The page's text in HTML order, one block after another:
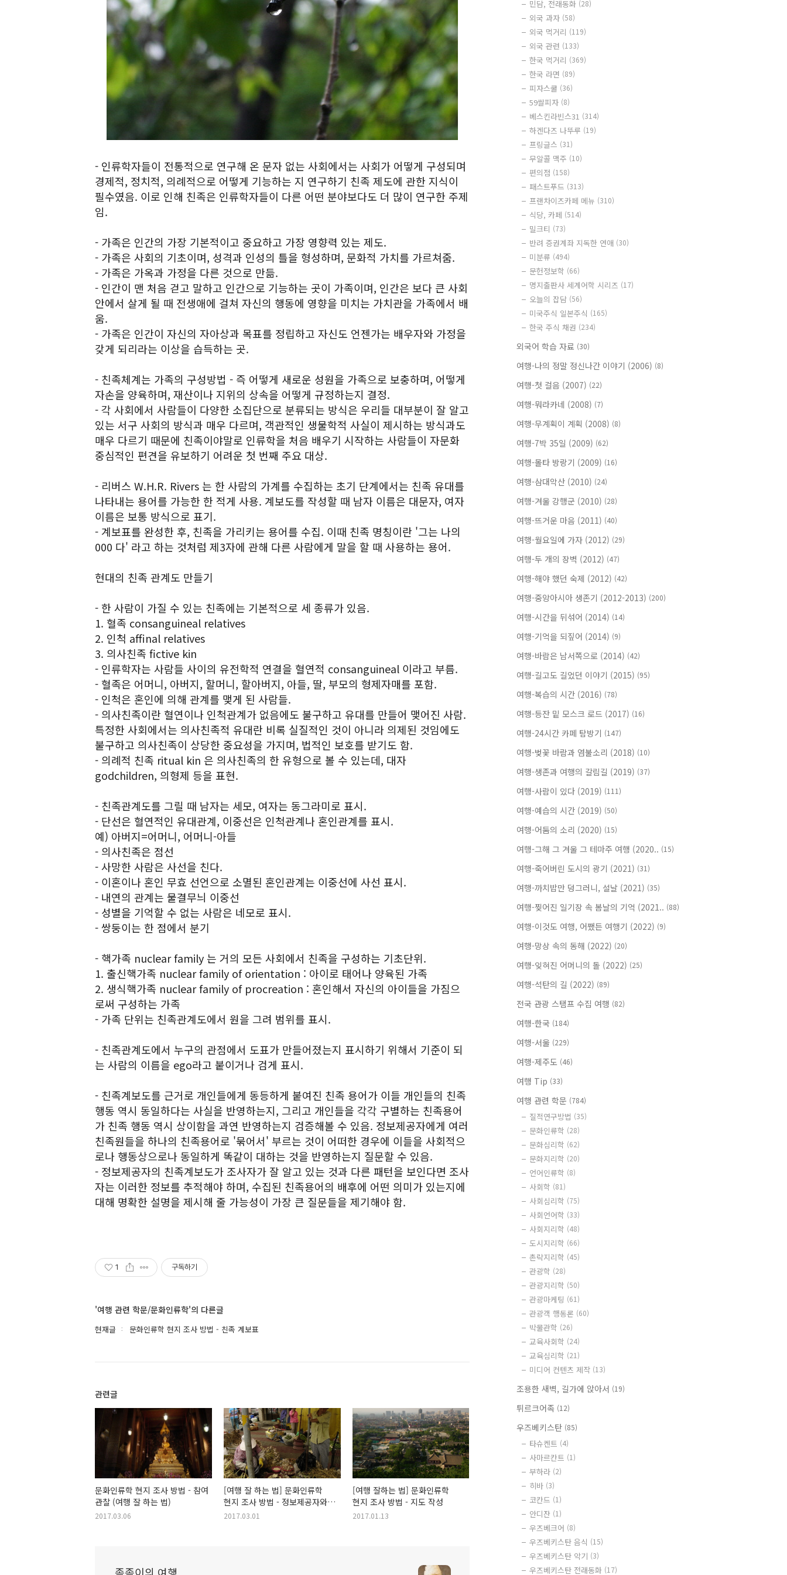
- 인류학자들이 전통적으로 연구해 온 문자 없는 사회에서는 사회가 어떻게 구성되며
경제적, 정치적, 의례적으로 어떻게 기능하는 지 연구하기 친족 제도에 관한 지식이
필수였음. 이로 인해 친족은 인류학자들이 다른 어떤 분야보다도 더 많이 연구한 주제
임.
- 가족은 인간의 가장 기본적이고 중요하고 가장 영향력 있는 제도.
- 가족은 사회의 기초이며, 성격과 인성의 틀을 형성하며, 문화적 가치를 가르쳐줌.
- 가족은 가옥과 가정을 다른 것으로 만듦.
- 인간이 맨 처음 걷고 말하고 인간으로 기능하는 곳이 가족이며, 인간은 보다 큰 사회
안에서 살게 될 때 전생애에 걸쳐 자신의 행동에 영향을 미치는 가치관을 가족에서 배
움.
- 가족은 인간이 자신의 자아상과 목표를 정립하고 자신도 언젠가는 배우자와 가정을
갖게 되리라는 이상을 습득하는 곳.
- 친족체계는 가족의 구성방법 - 즉 어떻게 새로운 성원을 가족으로 보충하며, 어떻게
자손을 양육하며, 재산이나 지위의 상속을 어떻게 규정하는지 결정.
- 각 사회에서 사람들이 다양한 소집단으로 분류되는 방식은 우리들 대부분이 잘 알고
있는 서구 사회의 방식과 매우 다르며, 객관적인 생물학적 사실이 제시하는 방식과도
매우 다르기 때문에 친족이야말로 인류학을 처음 배우기 시작하는 사람들이 자문화
중심적인 편견을 유보하기 어려운 첫 번째 주요 대상.
- 리버스 W.H.R. Rivers 는 한 사람의 가계를 수집하는 초기 단계에서는 친족 유대를
나타내는 용어를 가능한 한 적게 사용. 계보도를 작성할 때 남자 이름은 대문자, 여자
이름은 보통 방식으로 표기.
- 계보표를 완성한 후, 친족을 가리키는 용어를 수집. 이때 친족 명칭이란 '그는 나의
000 다' 라고 하는 것처럼 제3자에 관해 다른 사람에게 말을 할 때 사용하는 용어.
현대의 친족 관계도 만들기
- 한 사람이 가질 수 있는 친족에는 기본적으로 세 종류가 있음.
1. 혈족 consanguineal relatives
2. 인척 affinal relatives
3. 의사친족 fictive kin
- 인류학자는 사람들 사이의 유전학적 연결을 혈연적 consanguineal 이라고 부름.
- 혈족은 어머니, 아버지, 할머니, 할아버지, 아들, 딸, 부모의 형제자매를 포함.
- 인척은 혼인에 의해 관계를 맺게 된 사람들.
- 의사친족이란 혈연이나 인척관계가 없음에도 불구하고 유대를 만들어 맺어진 사람.
특정한 사회에서는 의사친족적 유대란 비록 실질적인 것이 아니라 의제된 것임에도
불구하고 의사친족이 상당한 중요성을 가지며, 법적인 보호를 받기도 함.
- 의례적 친족 ritual kin 은 의사친족의 한 유형으로 볼 수 있는데, 대자
godchildren, 의형제 등을 표현.
- 친족관계도를 그릴 때 남자는 세모, 여자는 동그라미로 표시.
- 단선은 혈연적인 유대관계, 이중선은 인척관계나 혼인관계를 표시.
예) 아버지=어머니, 어머니-아들
- 의사친족은 점선
- 사망한 사람은 사선을 친다.
- 이혼이나 혼인 무효 선언으로 소멸된 혼인관계는 이중선에 사선 표시.
- 내연의 관계는 물결무늬 이중선
- 성별을 기억할 수 없는 사람은 네모로 표시.
- 쌍둥이는 한 점에서 분기
- 핵가족 nuclear family 는 거의 모든 사회에서 친족을 구성하는 기초단위.
1. 출신핵가족 nuclear family of orientation : 아이로 태어나 양육된 가족
2. 생식핵가족 nuclear family of procreation : 혼인해서 자신의 아이들을 가짐으
로써 구성하는 가족
- 가족 단위는 친족관계도에서 원을 그려 범위를 표시.
- 친족관계도에서 누구의 관점에서 도표가 만들어졌는지 표시하기 위해서 기준이 되
는 사람의 이름을 ego라고 붙이거나 검게 표시.
- 친족계보도를 근거로 개인들에게 동등하게 붙여진 친족 용어가 이들 개인들의 친족
행동 역시 동일하다는 사실을 반영하는지, 그리고 개인들을 각각 구별하는 친족용어
가 친족 행동 역시 상이함을 과연 반영하는지 검증해볼 수 있음. 정보제공자에게 여러
친족원들을 하나의 친족용어로 '묶어서' 부르는 것이 어떠한 경우에 이들을 사회적으
로나 행동상으로나 동일하게 똑같이 대하는 것을 반영하는지 질문할 수 있음.
- 정보제공자의 친족계보도가 조사자가 잘 알고 있는 것과 다른 패턴을 보인다면 조사
자는 이러한 정보를 추적해야 하며, 수집된 친족용어의 배후에 어떤 의미가 있는지에
대해 명확한 설명을 제시해 줄 가능성이 가장 큰 질문들을 제기해야 함.
1 구독하기
'여행 관련 학문/문화인류학'의 다른글
현재글 문화인류학 현지 조사 방법 - 친족 계보표
관련글
문화인류학 현지 조사 방법 - 참여
관찰 (여행 잘 하는 법)
2017.03.06
[여행 잘 하는 법] 문화인류학
현지 조사 방법 - 정보제공자와
인터뷰하는 방법
2017.03.01
[여행 잘하는 법] 문화인류학
현지 조사 방법 - 지도 작성
2017.01.13
민담, 전래동화 (28)
외국 과자 (58)
외국 먹거리 (119)
외국 관련 (133)
한국 먹거리 (369)
한국 라면 (89)
피자스쿨 (36)
59쌀피자 (8)
베스킨라빈스31 (314)
하겐다즈 나뚜루 (19)
프링글스 (31)
무알콜 맥주 (10)
편의점 (158)
패스트푸드 (313)
프랜차이즈카페 메뉴 (310)
식당, 카페 (514)
밀크티 (73)
반려 증권계좌 지독한 연애 (30)
미분류 (494)
문헌정보학 (66)
명지출판사 세계어학 시리즈 (17)
오늘의 잡담 (56)
미국주식 일본주식 (165)
한국 주식 채권 (234)
외국어 학습 자료 (30)
여행-나의 정말 정신나간 이야기 (2006) (8)
여행-첫 걸음 (2007) (22)
여행-뭐라카네 (2008) (7)
여행-무계획이 계획 (2008) (8)
여행-7박 35일 (2009) (62)
여행-몰타 방랑기 (2009) (16)
여행-삼대악산 (2010) (24)
여행-겨울 강행군 (2010) (28)
여행-뜨거운 마음 (2011) (40)
여행-월요일에 가자 (2012) (29)
여행-두 개의 장벽 (2012) (47)
여행-해야 했던 숙제 (2012) (42)
여행-중앙아시아 생존기 (2012-2013) (200)
여행-시간을 뒤섞어 (2014) (14)
여행-기억을 되짚어 (2014) (9)
여행-바람은 남서쪽으로 (2014) (42)
여행-길고도 길었던 이야기 (2015) (95)
여행-복습의 시간 (2016) (78)
여행-등잔 밑 모스크 로드 (2017) (16)
여행-24시간 카페 탐방기 (147)
여행-벚꽃 바람과 염불소리 (2018) (10)
여행-생존과 여행의 갈림길 (2019) (37)
여행-사람이 있다 (2019) (111)
여행-예습의 시간 (2019) (50)
여행-어둠의 소리 (2020) (15)
여행-그해 그 겨울 그 테마주 여행 (2020.. (15)
여행-죽어버린 도시의 광기 (2021) (31)
여행-까치밥만 덩그러니, 설날 (2021) (35)
여행-찢어진 일기장 속 봄날의 기억 (2021.. (88)
여행-이것도 여행, 어쨌든 여행기 (2022) (9)
여행-망상 속의 동해 (2022) (20)
여행-잊혀진 어머니의 돌 (2022) (25)
여행-석탄의 길 (2022) (89)
전국 관광 스탬프 수집 여행 (82)
여행-한국 (184)
여행-서울 (229)
여행-제주도 (46)
여행 Tip (33)
여행 관련 학문 (784)
질적연구방법 (35)
문화인류학 (28)
문화심리학 (62)
문화지리학 (20)
언어인류학 (8)
사회학 (81)
사회심리학 (75)
사회언어학 (33)
사회지리학 (48)
도시지리학 (66)
촌락지리학 (45)
관광학 (28)
관광지리학 (50)
관광마케팅 (61)
관광객 행동론 (60)
박물관학 (26)
교육사회학 (24)
교육심리학 (21)
미디어 컨텐츠 제작 (13)
조용한 새벽, 길가에 앉아서 (19)
튀르크어족 (12)
우즈베키스탄 (85)
타슈켄트 (4)
사마르칸트 (1)
부하라 (2)
히바 (3)
코칸드 (1)
안디잔 (1)
우즈베크어 (8)
우즈베키스탄 음식 (15)
우즈베키스탄 악기 (3)
우즈베키스탄 전래동화 (17)